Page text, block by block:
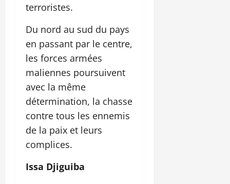
terroristes.
Du nord au sud du pays
en passant par le centre,
les forces armées
maliennes poursuivent
avec la même
détermination, la chasse
contre tous les ennemis
de la paix et leurs
complices.
Issa Djiguiba